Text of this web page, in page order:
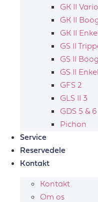
GK II Vario
GK II
GK II
GS II
GS II
GS II
GFS 2
GLS II 3
GDS 5 & 6
Pichon
Service
Reservedele
Kontakt
Kontakt
Om os